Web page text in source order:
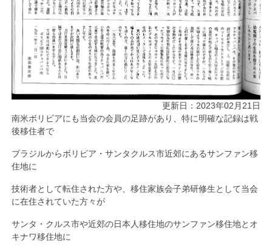
更新日：2023年02月21日
南米ボリビアにも当会の会員の足跡があり、特に明確な記録は戦
後移住者で
ブラジルからボリビア・サンタクルス市近郊にあるサンファン移
住地に
技術者として転住された方や、移住家族会子弟研修生として当会
に在住されていた方々が
サンタ・クルス市や近郊の日本人移住地のサンファン移住地とオ
キナワ移住地に